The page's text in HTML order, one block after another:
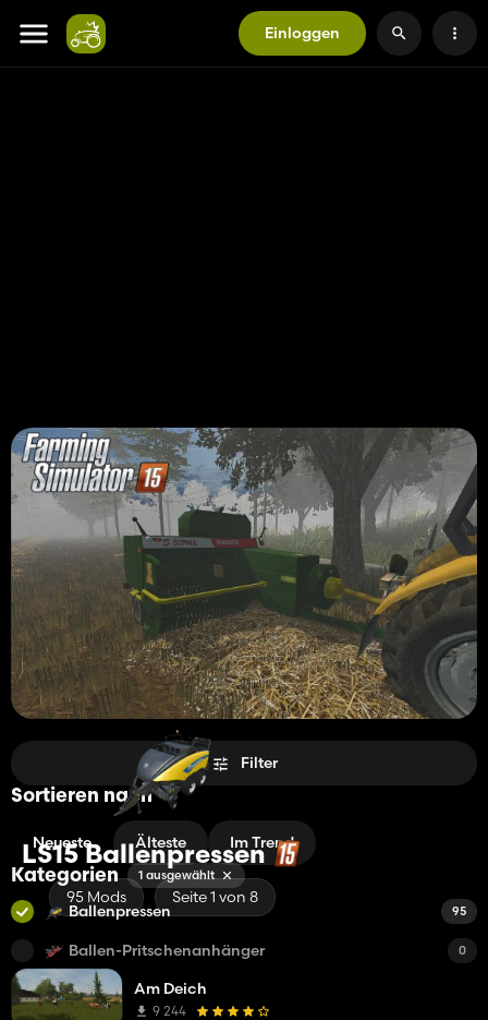
Einloggen
LS15 Ballenpressen
95 Mods Seite 1 von 8
Filter
Sortieren nach
Neueste Älteste Im Trend
Kategorien 1 ausgewählt
Ballenpressen 95
Ballen-Pritschenanhänger 0
Am Deich
9 244